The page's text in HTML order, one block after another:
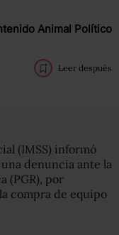
Animal Político
Leer después
(IMSS) informó
denuncia ante la
(PGR), por
compra de equipo